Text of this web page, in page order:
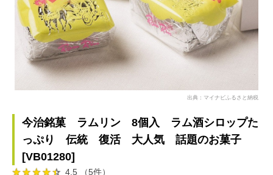
出典：マイナビふるさと納税
今治銘菓 ラムリン 8個入 ラム酒シロップた
っぷり 伝統 復活 大人気 話題のお菓子
[VB01280]
4.5 （5件）